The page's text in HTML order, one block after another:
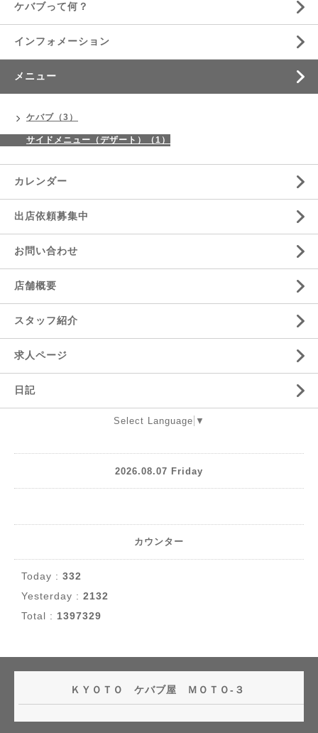
ケバブって何？
インフォメーション
メニュー
ケバブ（3）
サイドメニュー（デザート）（1）
カレンダー
出店依頼募集中
お問い合わせ
店舗概要
スタッフ紹介
求人ページ
日記
Select Language ▼
2026.08.07 Friday
カウンター
Today : 332
Yesterday : 2132
Total : 1397329
ＫＹＯＴＯ ケバブ屋 ＭＯＴＯ-３